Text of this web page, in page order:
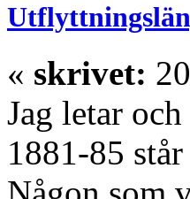
« skrivet:
Jag letar
1881-85